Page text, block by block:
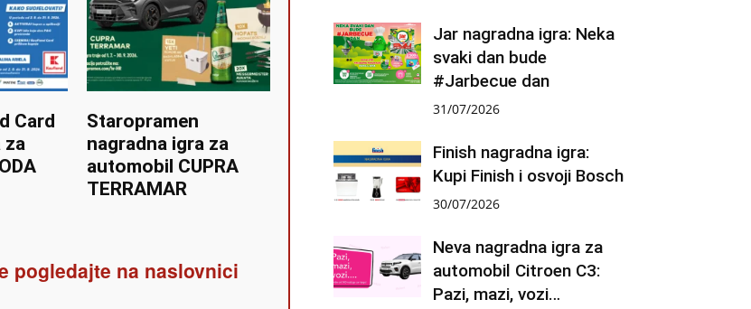
Card
za
Staropramen
nagradna igra za
automobil CUPRA
TERRAMAR
pogledajte na naslovnici
Jar nagradna igra: Neka
svaki dan bude
#Jarbecue dan
31/07/2026
Finish nagradna igra:
Kupi Finish i osvoji Bosch
30/07/2026
Neva nagradna igra za
automobil Citroen C3:
Pazi, mazi, vozi…